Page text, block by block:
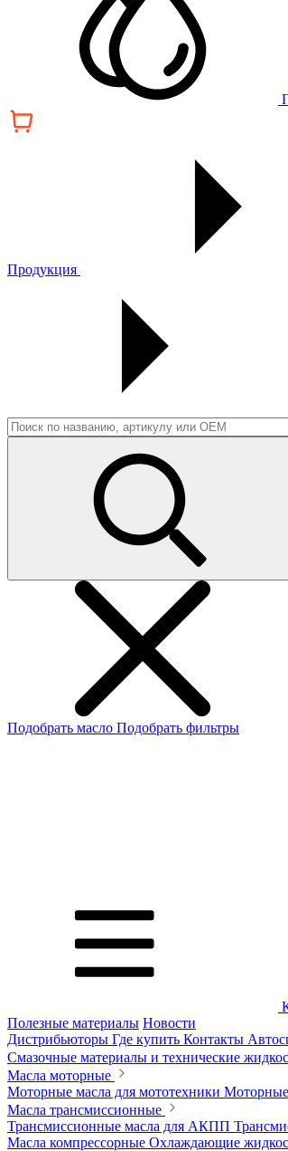
Продукция
Подобрать масло Подобрать фильтры
Полезные материалы Новости
Дистрибьюторы Где купить Контакты
Смазочные материалы и технические
Масла моторные
Моторные масла для мототехники Моторные
Масла трансмиссионные
Трансмиссионные масла для АКПП
Масла компрессорные Охлаждающие